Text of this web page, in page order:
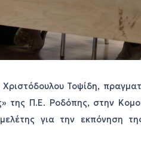
Τοψίδη,
της Π.Ε. Ροδόπης, στην
για την εκπόνηση της